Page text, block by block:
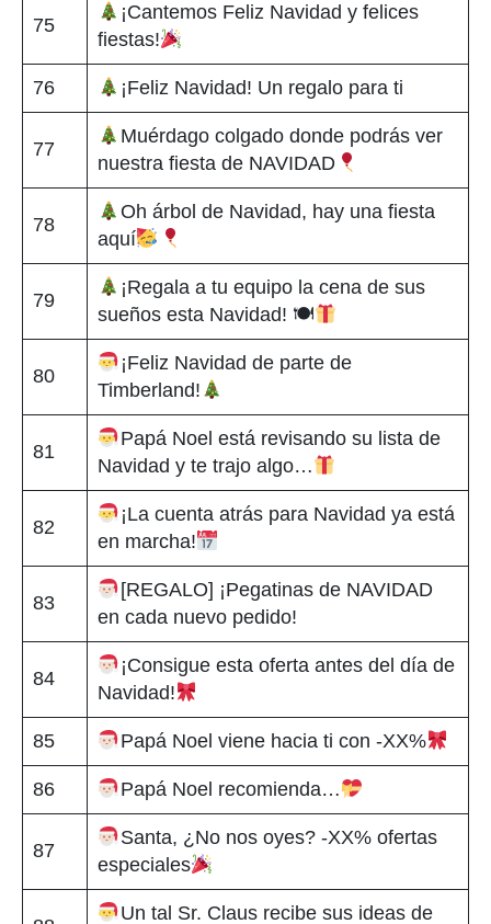
75
¡Cantemos Feliz Navidad y felices
fiestas!
76 ¡Feliz Navidad! Un regalo para ti
77
Muérdago colgado donde podrás ver
nuestra fiesta de NAVIDAD
78
Oh árbol de Navidad, hay una fiesta
aquí
79
¡Regala a tu equipo la cena de sus
sueños esta Navidad! 🍽
80
¡Feliz Navidad de parte de
Timberland!
81
Papá Noel está revisando su lista de
Navidad y te trajo algo…
82
¡La cuenta atrás para Navidad ya está
en marcha!
83
[REGALO] ¡Pegatinas de NAVIDAD
en cada nuevo pedido!
84
¡Consigue esta oferta antes del día de
Navidad!
85 Papá Noel viene hacia ti con -XX%
86 Papá Noel recomienda…
87
Santa, ¿No nos oyes? -XX% ofertas
especiales
Un tal Sr. Claus recibe sus ideas de